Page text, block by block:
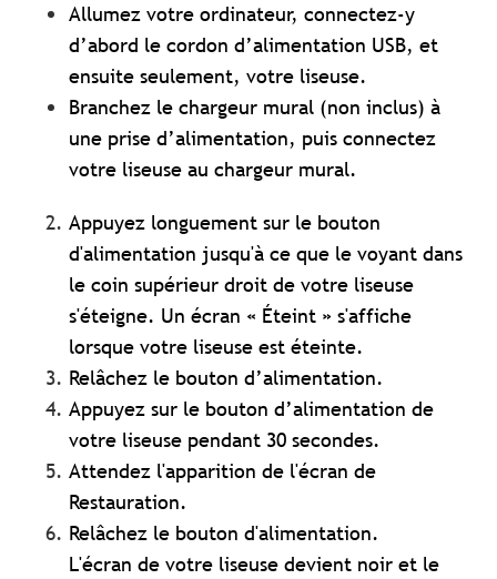
Allumez votre ordinateur, connectez-y
d’abord le cordon d’alimentation USB, et
ensuite seulement, votre liseuse.
Branchez le chargeur mural (non inclus) à
une prise d’alimentation, puis connectez
votre liseuse au chargeur mural.
Appuyez longuement sur le bouton
d'alimentation jusqu'à ce que le voyant dans
le coin supérieur droit de votre liseuse
s'éteigne. Un écran « Éteint » s'affiche
lorsque votre liseuse est éteinte.
Relâchez le bouton d’alimentation.
Appuyez sur le bouton d’alimentation de
votre liseuse pendant 30 secondes.
Attendez l'apparition de l'écran de
Restauration.
Relâchez le bouton d'alimentation.
L'écran de votre liseuse devient noir et le